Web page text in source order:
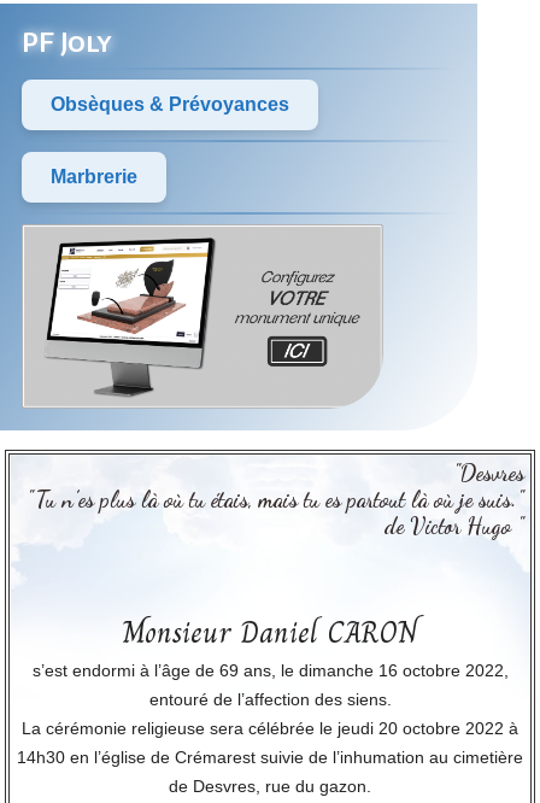
PF Joly
Obsèques & Prévoyances
Marbrerie
"Desvres
"Tu n’es plus là où tu étais, mais tu es partout là où je suis."
de Victor Hugo "
Monsieur Daniel CARON
s’est endormi à l’âge de 69 ans, le dimanche 16 octobre 2022,
entouré de l’affection des siens.
La cérémonie religieuse sera célébrée le jeudi 20 octobre 2022 à
14h30 en l’église de Crémarest suivie de l’inhumation au cimetière
de Desvres, rue du gazon.